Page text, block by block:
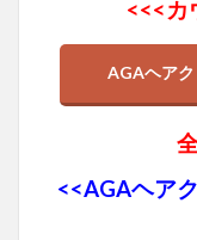
<<<カ
AGAヘア
<<AGAヘア